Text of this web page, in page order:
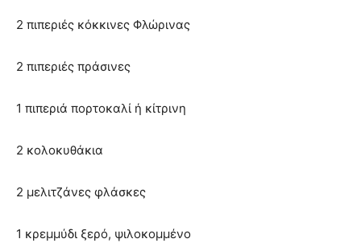
2 πιπεριές κόκκινες Φλώρινας
2 πιπεριές πράσινες
1 πιπεριά πορτοκαλί ή κίτρινη
2 κολοκυθάκια
2 μελιτζάνες φλάσκες
1 κρεμμύδι ξερό, ψιλοκομμένο